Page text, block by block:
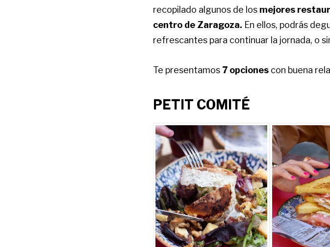
recopilado algunos de los mejores
centro de Zaragoza. En ellos, podrás
refrescantes para continuar la jornada, o
Te presentamos 7 opciones con buena
PETIT COMITÉ